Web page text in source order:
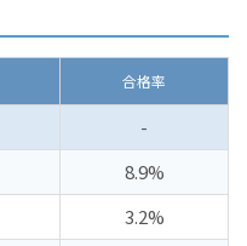
合格率
-
8.9%
3.2%